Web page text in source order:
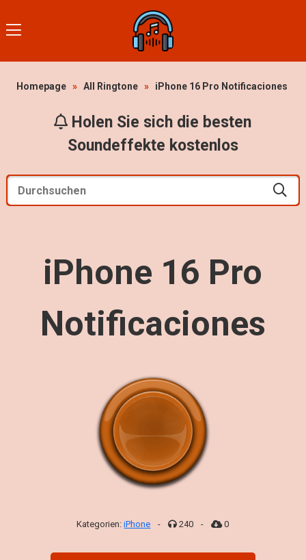
Homepage » All Ringtone » iPhone 16 Pro Notificaciones
Holen Sie sich die besten
Soundeffekte kostenlos
iPhone 16 Pro
Notificaciones
Kategorien:iPhone - 240 - 0